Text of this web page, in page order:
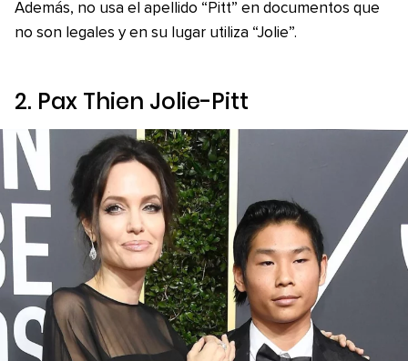
Además, no usa el apellido “Pitt” en documentos que
no son legales y en su lugar utiliza “Jolie”.
2. Pax Thien Jolie-Pitt